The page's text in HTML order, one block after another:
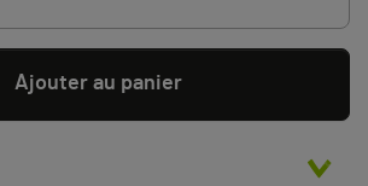
Ajouter au panier